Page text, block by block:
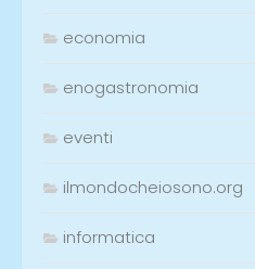
economia
enogastronomia
eventi
ilmondocheiosono.org
informatica